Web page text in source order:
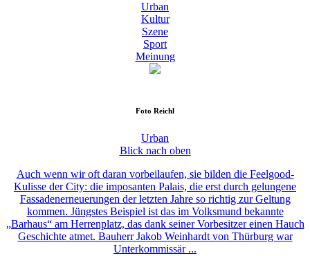
Urban
Kultur
Szene
Sport
Meinung
Foto Reichl
Urban
Blick nach oben
Auch wenn wir oft daran vorbeilaufen, sie bilden die Feelgood-
Kulisse der City: die imposanten Palais, die erst durch gelungene
Fassadenerneuerungen der letzten Jahre so richtig zur Geltung
kommen. Jüngstes Beispiel ist das im Volksmund bekannte
„Barhaus“ am Herrenplatz, das dank seiner Vorbesitzer einen Hauch
Geschichte atmet. Bauherr Jakob Weinhardt von Thürburg war
Unterkommissär ...